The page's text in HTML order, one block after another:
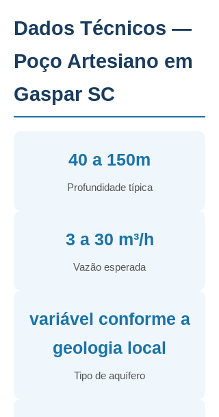
Dados Técnicos —
Poço Artesiano em
Gaspar SC
40 a 150m
Profundidade típica
3 a 30 m³/h
Vazão esperada
variável conforme a
geologia local
Tipo de aquífero